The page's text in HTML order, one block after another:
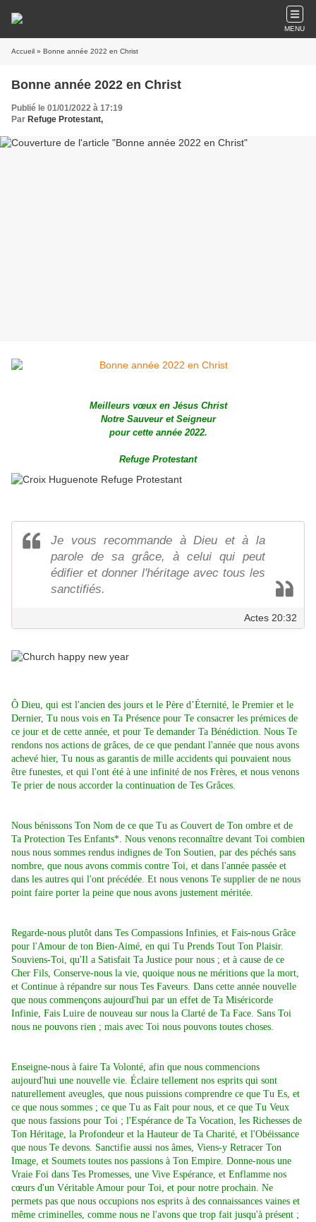
MENU
Accueil » Bonne année 2022 en Christ
Bonne année 2022 en Christ
Publié le 01/01/2022 à 17:19
Par Refuge Protestant,
Meilleurs vœux en Jésus Christ
Notre Sauveur et Seigneur
pour cette année 2022.
Refuge Protestant
Je vous recommande à Dieu et à la
parole de sa grâce, à celui qui peut
édifier et donner l'héritage avec tous les
sanctifiés.
Actes 20:32
Ô Dieu, qui est l'ancien des jours et le Père d’Éternité, le Premier et le
Dernier, Tu nous vois en Ta Présence pour Te consacrer les prémices de
ce jour et de cette année, et pour Te demander Ta Bénédiction. Nous Te
rendons nos actions de grâces, de ce que pendant l'année que nous avons
achevé hier, Tu nous as garantis de mille accidents qui pouvaient nous
être funestes, et qui l'ont été à une infinité de nos Frères, et nous venons
Te prier de nous accorder la continuation de Tes Grâces.
Nous bénissons Ton Nom de ce que Tu as Couvert de Ton ombre et de
Ta Protection Tes Enfants*. Nous venons reconnaître devant Toi combien
nous nous sommes rendus indignes de Ton Soutien, par des péchés sans
nombre, que nous avons commis contre Toi, et dans l'année passée et
dans les autres qui l'ont précédée. Et nous venons Te supplier de ne nous
point faire porter la peine que nous avons justement méritée.
Regarde-nous plutôt dans Tes Compassions Infinies, et Fais-nous Grâce
pour l'Amour de ton Bien-Aimé, en qui Tu Prends Tout Ton Plaisir.
Souviens-Toi, qu'Il a Satisfait Ta Justice pour nous ; et à cause de ce
Cher Fils, Conserve-nous la vie, quoique nous ne méritions que la mort,
et Continue à répandre sur nous Tes Faveurs. Dans cette année nouvelle
que nous commençons aujourd'hui par un effet de Ta Miséricorde
Infinie, Fais Luire de nouveau sur nous la Clarté de Ta Face. Sans Toi
nous ne pouvons rien ; mais avec Toi nous pouvons toutes choses.
Enseigne-nous à faire Ta Volonté, afin que nous commencions
aujourd'hui une nouvelle vie. Éclaire tellement nos esprits qui sont
naturellement aveugles, que nous puissions comprendre ce que Tu Es, et
ce que nous sommes ; ce que Tu as Fait pour nous, et ce que Tu Veux
que nous fassions pour Toi ; l'Espérance de Ta Vocation, les Richesses de
Ton Héritage, la Profondeur et la Hauteur de Ta Charité, et l'Obéissance
que nous Te devons. Sanctifie aussi nos âmes, Viens-y Retracer Ton
Image, et Soumets toutes nos passions à Ton Empire. Donne-nous une
Vraie Foi dans Tes Promesses, une Vive Espérance, et Enflamme nos
cœurs d'un Véritable Amour pour Toi, et pour notre prochain. Ne
permets pas que nous occupions nos esprits à des connaissances vaines et
même criminelles, comme nous ne l'avons que trop fait jusqu'à présent ;